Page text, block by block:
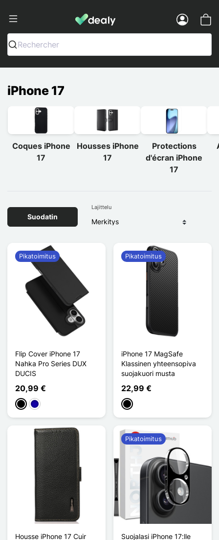
Dealy - Kotelot ja tarvikkeet
Rechercher
iPhone 17
Coques iPhone
17
Housses iPhone
17
Protections
d'écran iPhone
17
Suodatin
Lajittelu
Flip Cover iPhone 17
Nahka Pro Series DUX
DUCIS
20,99 €
MustaBleu Foncé
Pikatoimitus
iPhone 17 MagSafe
Klassinen yhteensopiva
suojakuori musta
22,99 €
Musta
Pikatoimitus
Housse iPhone 17 Cuir
Suojalasi iPhone 17:lle
Pikatoimitus